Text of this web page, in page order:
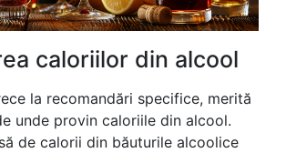
caloriilor din alcool
la recomandări specifice, merită
unde provin caloriile din alcool.
de calorii din băuturile alcoolice